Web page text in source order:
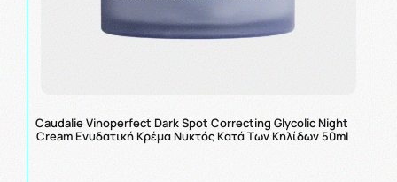
Caudalie Vinoperfect Dark Spot Correcting Glycolic Night
Cream Ενυδατική Κρέμα Νυκτός Kατά Tων Κηλίδων 50ml